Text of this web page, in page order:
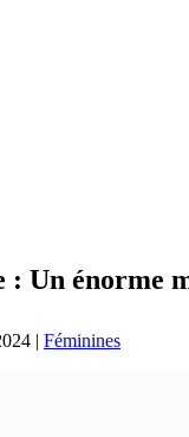
: Un énorme
| Féminines